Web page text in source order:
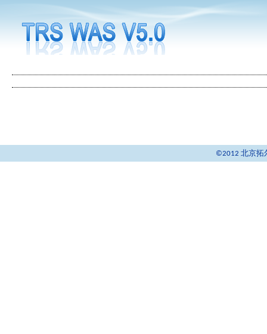
©2012 北京拓